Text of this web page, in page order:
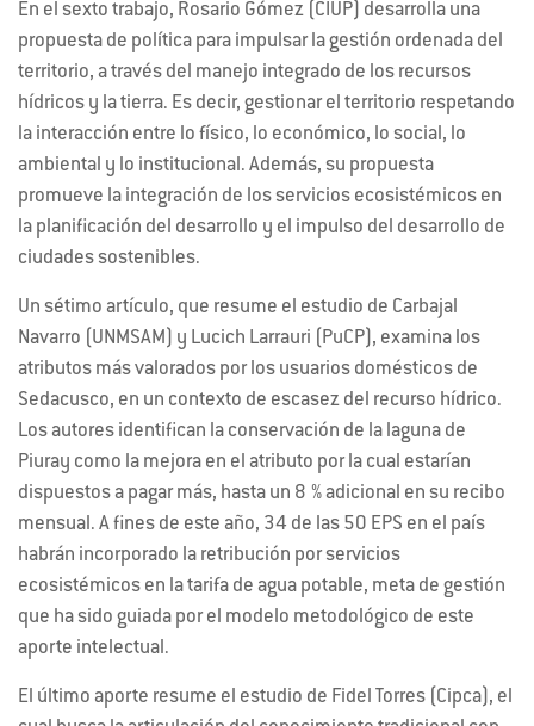
En el sexto trabajo, Rosario Gómez (CIUP) desarrolla una
propuesta de política para impulsar la gestión ordenada del
territorio, a través del manejo integrado de los recursos
hídricos y la tierra. Es decir, gestionar el territorio respetando
la interacción entre lo físico, lo económico, lo social, lo
ambiental y lo institucional. Además, su propuesta
promueve la integración de los servicios ecosistémicos en
la planificación del desarrollo y el impulso del desarrollo de
ciudades sostenibles.
Un sétimo artículo, que resume el estudio de Carbajal
Navarro (UNMSAM) y Lucich Larrauri (PuCP), examina los
atributos más valorados por los usuarios domésticos de
Sedacusco, en un contexto de escasez del recurso hídrico.
Los autores identifican la conservación de la laguna de
Piuray como la mejora en el atributo por la cual estarían
dispuestos a pagar más, hasta un 8 % adicional en su recibo
mensual. A fines de este año, 34 de las 50 EPS en el país
habrán incorporado la retribución por servicios
ecosistémicos en la tarifa de agua potable, meta de gestión
que ha sido guiada por el modelo metodológico de este
aporte intelectual.
El último aporte resume el estudio de Fidel Torres (Cipca), el